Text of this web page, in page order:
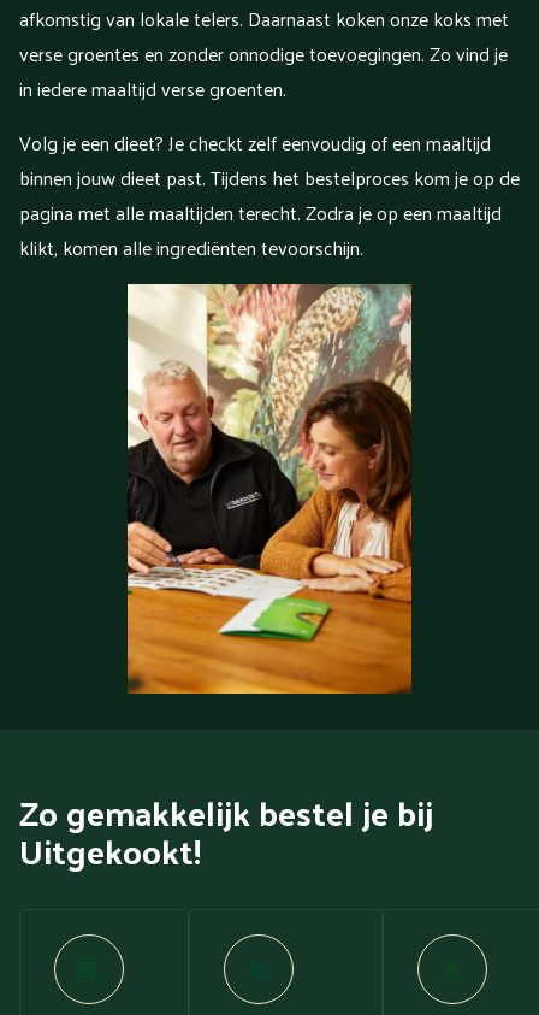
afkomstig van lokale telers. Daarnaast koken onze koks met
verse groentes en zonder onnodige toevoegingen. Zo vind je
in iedere maaltijd verse groenten.
Volg je een dieet? Je checkt zelf eenvoudig of een maaltijd
binnen jouw dieet past. Tijdens het bestelproces kom je op de
pagina met alle maaltijden terecht. Zodra je op een maaltijd
klikt, komen alle ingrediënten tevoorschijn.
Zo gemakkelijk bestel je bij
Uitgekookt!